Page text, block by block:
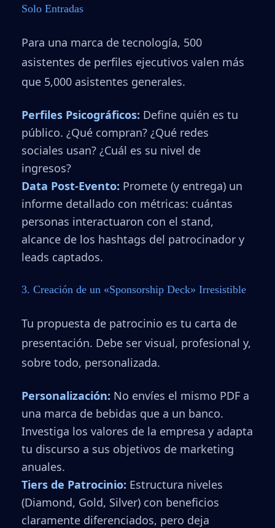
Solo Entradas
Para una marca de tecnología, 500
asistentes de perfiles ejecutivos valen más
que 5,000 asistentes generales.
Perfiles Psicográficos: Define quién es tu
público. ¿Qué compran? ¿Qué redes
sociales usan? ¿Cuál es su nivel de
ingresos?
Data Post-Evento: Promete (y entrega) un
informe detallado con métricas: cuántas
personas interactuaron con el stand,
alcance de los hashtags del patrocinador y
leads captados.
3. Creación de un «Sponsorship Deck» Irresistible
Tu propuesta de patrocinio es tu carta de
presentación. Debe ser visual, profesional y,
sobre todo, personalizada.
Personalización: No envíes el mismo PDF a
una marca de bebidas que a un banco.
Investiga los valores de la empresa y adapta
tu discurso a sus objetivos de marketing
anuales.
Tiers de Patrocinio: Estructura niveles
(Diamond, Gold, Silver) con beneficios
claramente diferenciados, pero deja